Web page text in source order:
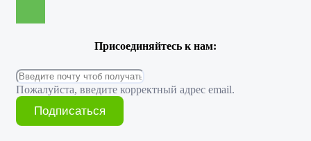
Присоединяйтесь к нам:
Пожалуйста, введите корректный адрес email.
Подписаться